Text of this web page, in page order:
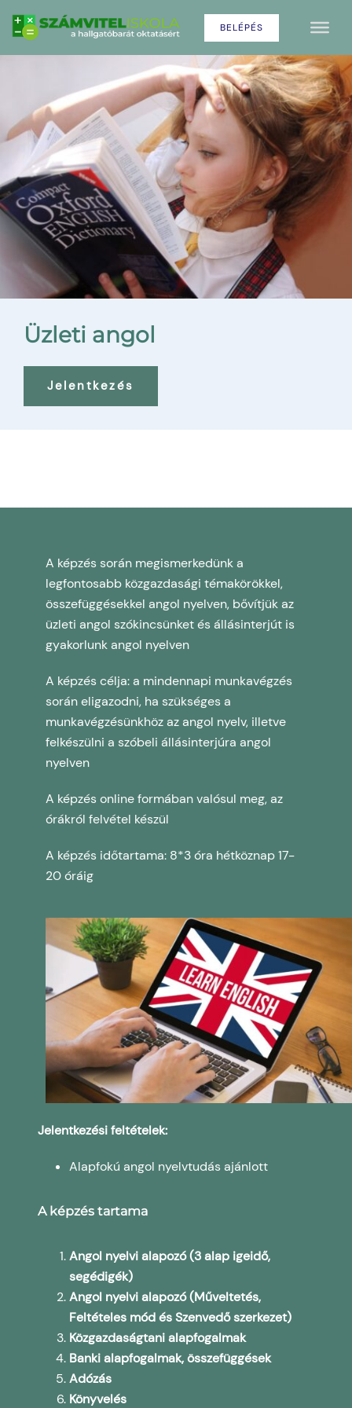
BELÉPÉS
Üzleti angol
Jelentkezés
A képzés során megismerkedünk a
legfontosabb közgazdasági témakörökkel,
összefüggésekkel angol nyelven, bővítjük az
üzleti angol szókincsünket és állásinterjút is
gyakorlunk angol nyelven
A képzés célja: a mindennapi munkavégzés
során eligazodni, ha szükséges a
munkavégzésünkhöz az angol nyelv, illetve
felkészülni a szóbeli állásinterjúra angol
nyelven
A képzés online formában valósul meg, az
órákról felvétel készül
A képzés időtartama: 8*3 óra hétköznap 17-
20 óráig
Jelentkezési feltételek:
Alapfokú angol nyelvtudás ajánlott
A képzés tartama
Angol nyelvi alapozó (3 alap igeidő,
segédigék)
Angol nyelvi alapozó (Műveltetés,
Feltételes mód és Szenvedő szerkezet)
Közgazdaságtani alapfogalmak
Banki alapfogalmak, összefüggések
Adózás
Könyvelés